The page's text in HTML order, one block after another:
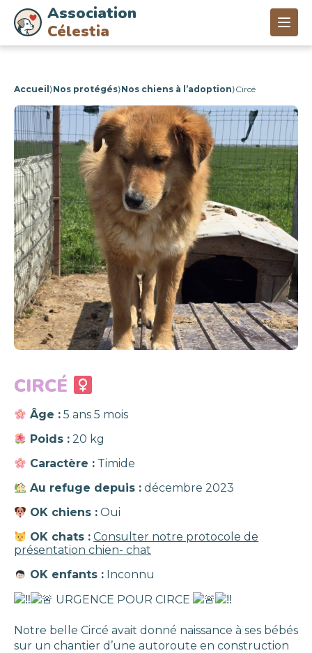
Association
Célestia
Accueil ⟩Nos protégés⟩Nos chiens à l’adoption⟩Circé
CIRCÉ
Âge : 5 ans 5 mois
Poids : 20 kg
Caractère : Timide
Au refuge depuis : décembre 2023
OK chiens : Oui
OK chats : Consulter notre protocole de
présentation chien- chat
OK enfants : Inconnu
URGENCE POUR CIRCE
Notre belle Circé avait donné naissance à ses bébés
sur un chantier d’une autoroute en construction